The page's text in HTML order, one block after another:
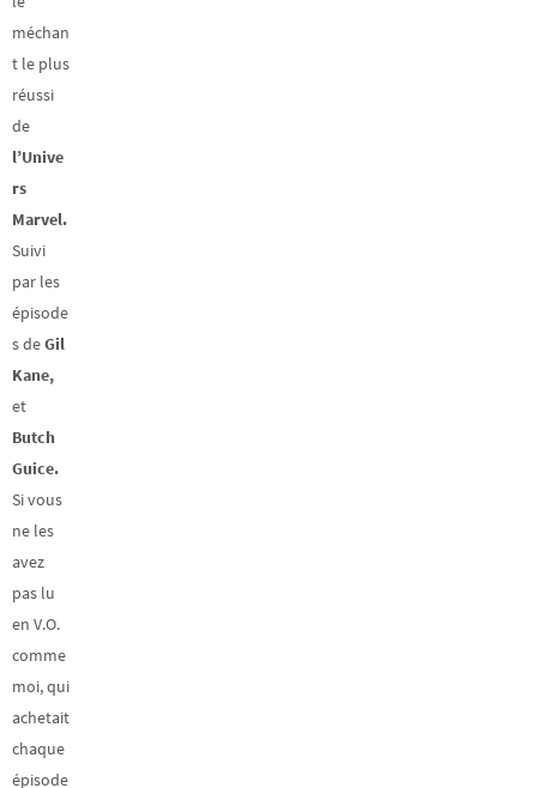
méchan
t le plus
réussi
de
l’Unive
rs
Marvel.
Suivi
par les
épisode
s deGil
Kane,
et
Butch
Guice.
Si vous
ne les
avez
pas lu
en V.O.
comme
moi, qui
achetait
chaque
épisode